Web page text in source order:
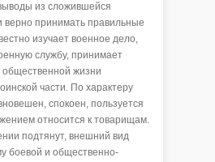
из сложившейся
верно принимать правильные
изучает военное дело,
службу, принимает
общественной жизни
части. По характеру
спокоен, пользуется
относится к товарищам.
подтянут, внешний вид
боевой и общественно-